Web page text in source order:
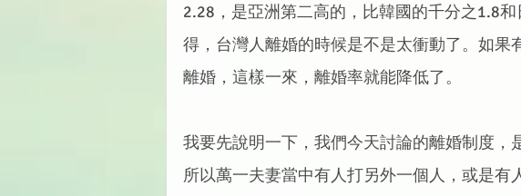
2.28，是亞洲第二高的，比韓國的千分之1.8
得，台灣人離婚的時候是不是太衝動了。如
離婚，這樣一來，離婚率就能降低了。
我要先說明一下，我們今天討論的離婚制度，
所以萬一夫妻當中有人打另外一個人，或是